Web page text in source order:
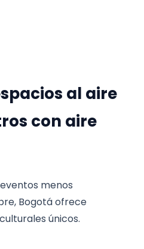
al aire
con aire
menos
Bogotá ofrece
únicos.